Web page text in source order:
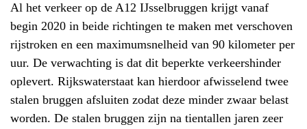
Al het verkeer op de A12 IJsselbruggen krijgt vanaf
begin 2020 in beide richtingen te maken met verschoven
rijstroken en een maximumsnelheid van 90 kilometer per
uur. De verwachting is dat dit beperkte verkeershinder
oplevert. Rijkswaterstaat kan hierdoor afwisselend twee
stalen bruggen afsluiten zodat deze minder zwaar belast
worden. De stalen bruggen zijn na tientallen jaren zeer